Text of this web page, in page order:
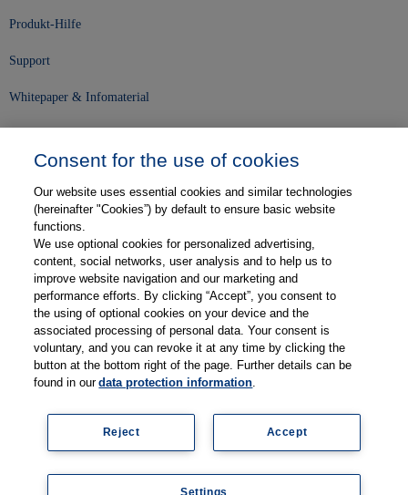
Produkt-Hilfe
Support
Whitepaper & Infomaterial
Karriere
Kontakt
Web-Semniare
Anwenderberichte
Partner
Legal information Data protection Contact Terms and Conditions
Consent for the use of cookies
Our website uses essential cookies and similar technologies
(hereinafter "Cookies”) by default to ensure basic website
functions.
We use optional cookies for personalized advertising,
content, social networks, user analysis and to help us to
improve website navigation and our marketing and
performance efforts. By clicking “Accept”, you consent to
the using of optional cookies on your device and the
associated processing of personal data. Your consent is
voluntary, and you can revoke it at any time by clicking the
button at the bottom right of the page. Further details can be
found in ourdata protection information.
Accept
Reject
Settings